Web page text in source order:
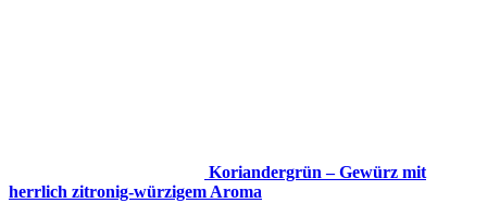
Koriandergrün – Gewürz mit
herrlich zitronig-würzigem Aroma